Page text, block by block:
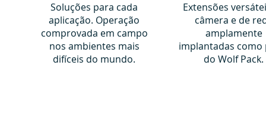
Soluções para cada
aplicação. Operação
comprovada em campo
nos ambientes mais
difíceis do mundo.
Extensões
câmera e de
amplamente
implantadas como
do Wolf Pack.